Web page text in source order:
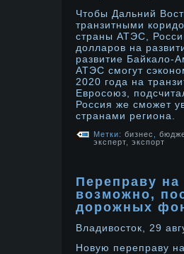
Чтобы Дальний
транзитными
страны АТЭС,
долларов на
развитие Байкало-
АТЭС смогут
2020 года на
Евросоюз,
Россия же сможет
странами региона.
Метки: бизнес
эксперт
экспорт
Переправу на
возможно,
дорожных
Владивосток, 29
Новую переправу